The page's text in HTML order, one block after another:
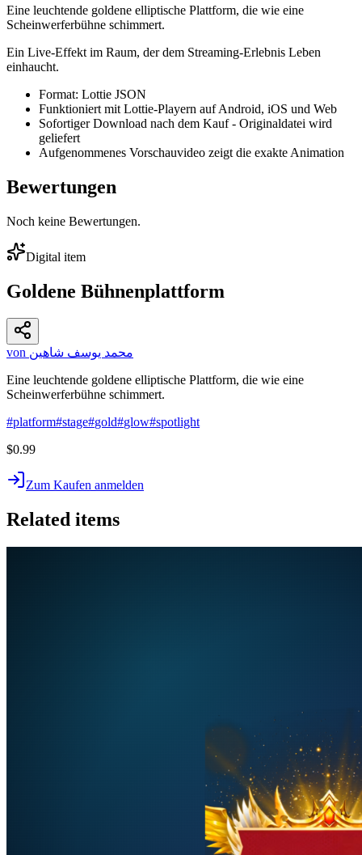
Eine leuchtende goldene elliptische Plattform, die wie eine
Scheinwerferbühne schimmert.
Ein Live-Effekt im Raum, der dem Streaming-Erlebnis Leben
einhaucht.
Format: Lottie JSON
Funktioniert mit Lottie-Playern auf Android, iOS und Web
Sofortiger Download nach dem Kauf - Originaldatei wird
geliefert
Aufgenommenes Vorschauvideo zeigt die exakte Animation
Bewertungen
Noch keine Bewertungen.
Digital item
Goldene Bühnenplattform
von محمد يوسف شاهين
Eine leuchtende goldene elliptische Plattform, die wie eine
Scheinwerferbühne schimmert.
#platform#stage#gold#glow#spotlight
$0.99
Zum Kaufen anmelden
Related items